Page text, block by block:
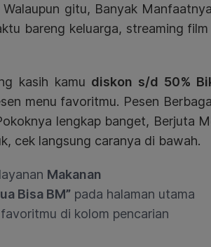
gitu, Banyak
bareng keluarga, streaming
kasih kamu diskon s/d 50%
menu favoritmu. Pesen
lengkap banget, Berjuta
cek langsung caranya di bawah.
Makanan
Bisa BM” pada halaman utama
di kolom pencarian